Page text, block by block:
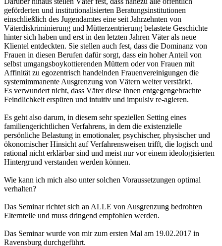
geförderten und institutionalisierten Beratungsinstitutionen
einschließlich des Jugendamtes eine seit Jahrzehnten von
Väterdiskriminierung und Mütterzentrierung belastete Geschichte
hinter sich haben und erst in den letzten Jahren Väter als neue
Klientel entdeckten. Sie stellen auch fest, dass die Dominanz von
Frauen in diesen Berufen dafür sorgt, dass ein hoher Anteil von
selbst umgangsboykottierenden Müttern oder von Frauen mit
Affinität zu egozentrisch handelnden Frauenvereinigungen die
systemimmanente Ausgrenzung von Vätern weiter verstärkt.
Es verwundert nicht, dass Väter diese ihnen entgegengebrachte
Feindlichkeit erspüren und intuitiv und impulsiv re-agieren.
Es geht also darum, in diesem sehr speziellen Setting eines
familiengerichtlichen Verfahrens, in dem die existenzielle
persönliche Belastung in emotionaler, psychischer, physischer und
ökonomischer Hinsicht auf Verfahrensweisen trifft, die logisch und
rational nicht erklärbar sind und meist nur vor einem ideologisierten
Hintergrund verstanden werden können.
Wie kann ich mich also unter solchen Voraussetzungen optimal
verhalten?
Das Seminar richtet sich an ALLE von Ausgrenzung bedrohten
Elternteile und muss dringend empfohlen werden.
Das Seminar wurde von mir zum ersten Mal am 19.02.2017 in
Ravensburg durchgeführt.